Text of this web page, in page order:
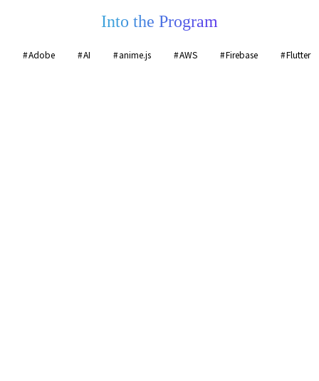
Into the Program
Adobe AI anime.js AWS Firebase Flutter